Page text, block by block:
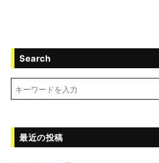
Search
最近の投稿